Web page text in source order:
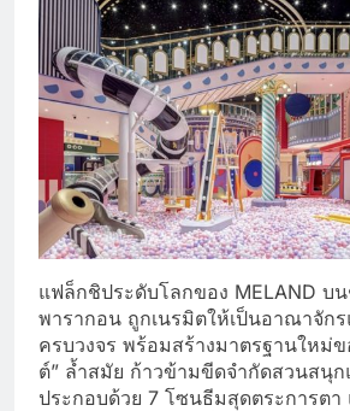
แฟล็กชิประดับโลกของ MELAND บ
พารากอน ถูกเนรมิตให้เป็นอาณาจักร
ครบวงจร พร้อมสร้างมาตรฐานใหม่ข
ต์” ล้ำสมัย ก้าวข้ามขีดจำกัดสวนสนุก
ประกอบด้วย 7 โซนธีมสุดตระการตา